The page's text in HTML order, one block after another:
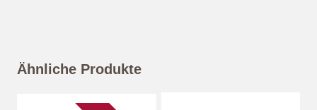
Ähnliche Produkte